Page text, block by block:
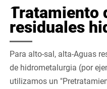
Tratamiento
residuales
Para alto-sal, alta-Aguas
de hidrometalurgia (por
utilizamos un